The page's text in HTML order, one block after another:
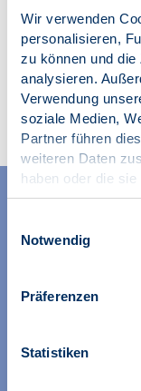
Wir verwenden
personalisieren,
zu können und
analysieren.
Verwendung
soziale Medien,
Partner führen
weiteren Daten
haben oder die
gesammelt haben.
Notwendig
Präferenzen
Statistiken
Zur Übersicht
Wir unterstützen
professionellen
anderem durch